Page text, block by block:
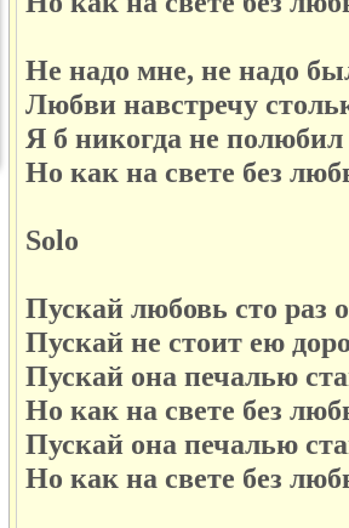
Не надо мне, не надо
Любви навстречу
Я б никогда не
Но как на свете без
Solo
Пускай любовь сто раз
Пускай не стоит ею
Пускай она печалью
Но как на свете без
Пускай она печалью
Но как на свете без